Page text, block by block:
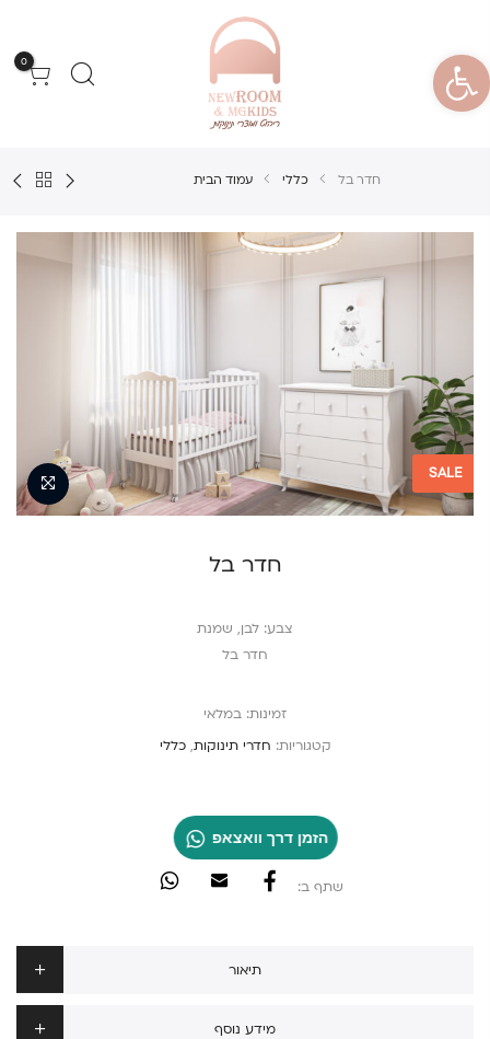
פתח סרגל נגישות 0
עמוד הבית כללי חדר בל
SALE
חדר בל
צבע: לבן, שמנת
חדר בל
זמינות: במלאי
קטגוריות: חדרי תינוקות,כללי
הזמן דרך וואצאפ
שתף ב:
תיאור
מידע נוסף